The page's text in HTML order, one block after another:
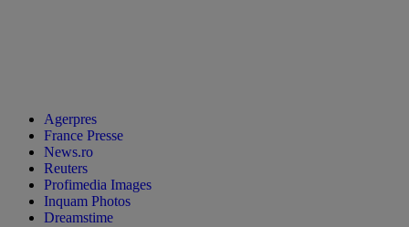
Agerpres
France Presse
News.ro
Reuters
Profimedia Images
Inquam Photos
Dreamstime